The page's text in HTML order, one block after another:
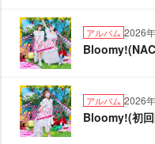
アルバム 2026
アルバム 2026
Bloomy!(初